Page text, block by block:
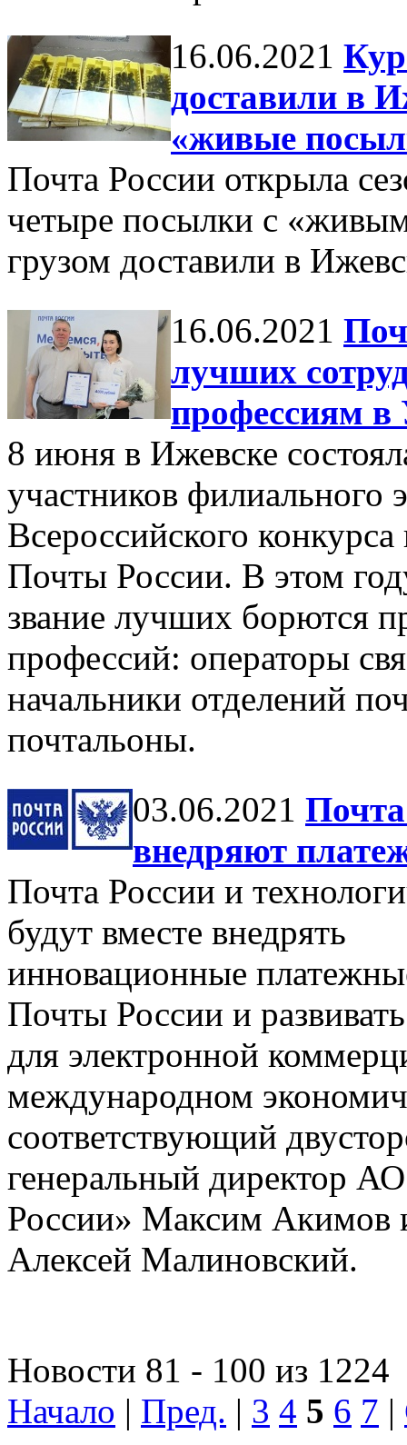
16.06.2021
доставили в
«живые
Почта России открыла
четыре посылки с
грузом доставили в
16.06.2021
лучших
профессиям в
8 июня в Ижевске
участников филиального
Всероссийского
Почты России. В этом
звание лучших борются
профессий: операторы
начальники отделений
почтальоны.
03.06.2021
внедряют
Почта России и
будут вместе внедрять
инновационные
Почты России и
для электронной
международном
соответствующий
генеральный директор
России» Максим Акимов
Алексей Малиновский.
Новости 81 - 100 из 1224
Начало | Пред. | 3 4 5 6 7 |